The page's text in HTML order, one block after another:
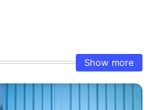
Show more